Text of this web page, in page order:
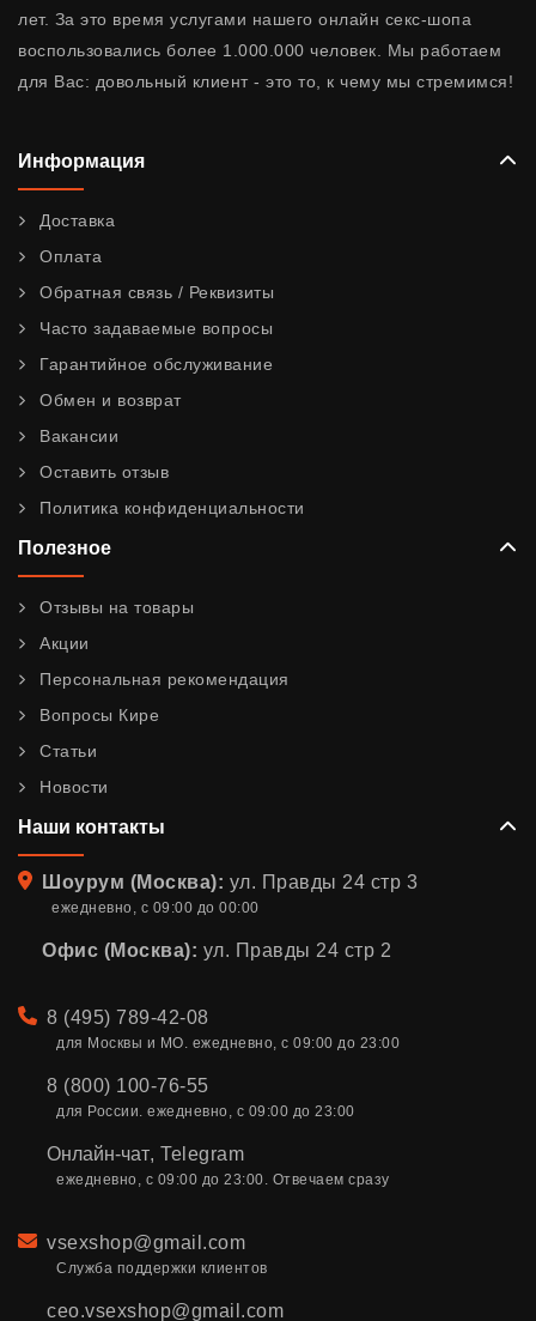
лет. За это время услугами нашего онлайн секс-шопа
воспользовались более 1.000.000 человек. Мы работаем
для Вас: довольный клиент - это то, к чему мы стремимся!
Информация
Доставка
Оплата
Обратная связь / Реквизиты
Часто задаваемые вопросы
Гарантийное обслуживание
Обмен и возврат
Вакансии
Оставить отзыв
Политика конфиденциальности
Полезное
Отзывы на товары
Акции
Персональная рекомендация
Вопросы Кире
Статьи
Новости
Наши контакты
Адрес
Шоурум (Москва): ул. Правды 24 стр 3
ежедневно, с 09:00 до 00:00
Офис (Москва): ул. Правды 24 стр 2
Телефон
8 (495) 789-42-08
для Москвы и МО. ежедневно, с 09:00 до 23:00
8 (800) 100-76-55
для России. ежедневно, с 09:00 до 23:00
Онлайн-чат, Telegram
ежедневно, с 09:00 до 23:00. Отвечаем сразу
Email
vsexshop@gmail.com
Служба поддержки клиентов
ceo.vsexshop@gmail.com